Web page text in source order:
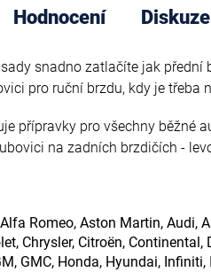
Hodnocení Diskuze
snadno zatlačíte jak přední
pro ruční brzdu, kdy je třeba
přípravky pro všechny běžné
na zadních brzdičích -
Romeo, Aston Martin, Audi,
Chrysler, Citroën,
GMC, Honda, Hyundai,